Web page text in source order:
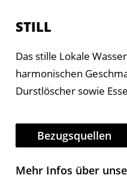
STILL
Das stille Lokale
harmonischen
Durstlöscher sowie
Bezugsquellen
Mehr Infos über